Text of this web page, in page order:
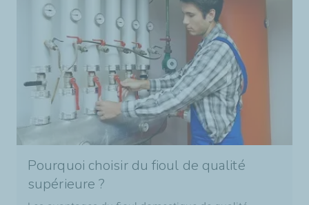
Pourquoi choisir du fioul de qualité
supérieure ?